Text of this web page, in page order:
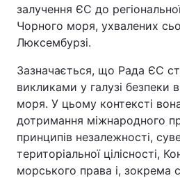
залучення ЄС до регіональної
Чорного моря, ухвалених
Люксембурзі.
Зазначається, що Рада ЄС
викликами у галузі безпеки
моря. У цьому контексті
дотримання міжнародного
принципів незалежності,
територіальної цілісності,
морського права і, зокрема